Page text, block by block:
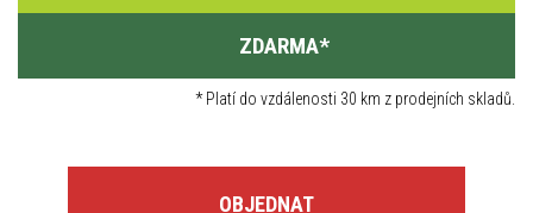
ZDARMA*
*Platí do vzdálenosti 30 km z prodejních skladů.
OBJEDNAT